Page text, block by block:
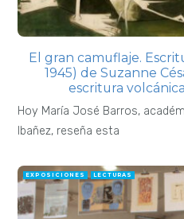
El gran camuflaje.
1945) de Suzanne
escritura
Hoy María José Barros,
Ibañez, reseña esta
EXPOSICIONES LECTURAS